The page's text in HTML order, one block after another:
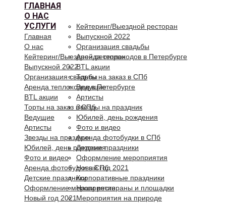
ГЛАВНАЯ
О НАС
УСЛУГИ
Кейтеринг/Выездной ресторан
Выпускной 2022
Организация свадьбы
Аренда теплоходов в Петербурге
BTL акции
Торты на заказ в СПб
Ведущие
Артисты
Звезды на праздник
Юбилей, день рождения
Фото и видео
Аренда фотобудки в СПб
Детские праздники
Оформление мероприятия
Новый год 2021
Корпоративные праздники
Наши рестораны и площадки
Мероприятия на природе
Главная
О нас
Кейтеринг/Выездной ресторан
Выпускной 2022
Организация свадьбы
Аренда теплоходов в Петербурге
BTL акции
Торты на заказ в СПб
Ведущие
Артисты
Звезды на праздник
Юбилей, день рождения
Фото и видео
Аренда фотобудки в СПб
Детские праздники
Оформление мероприятия
Новый год 2021